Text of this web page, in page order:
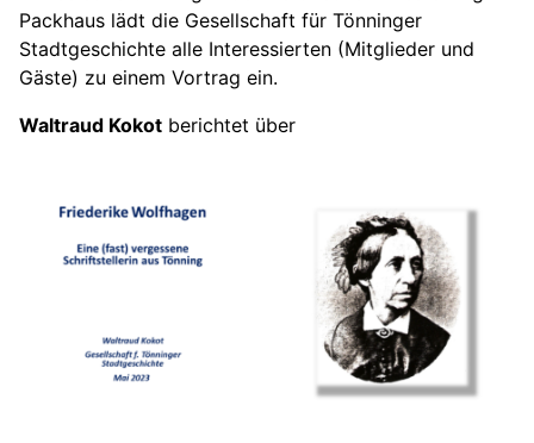
Packhaus lädt die Gesellschaft für Tönninger
Stadtgeschichte alle Interessierten (Mitglieder und
Gäste) zu einem Vortrag ein.
Waltraud Kokot berichtet über